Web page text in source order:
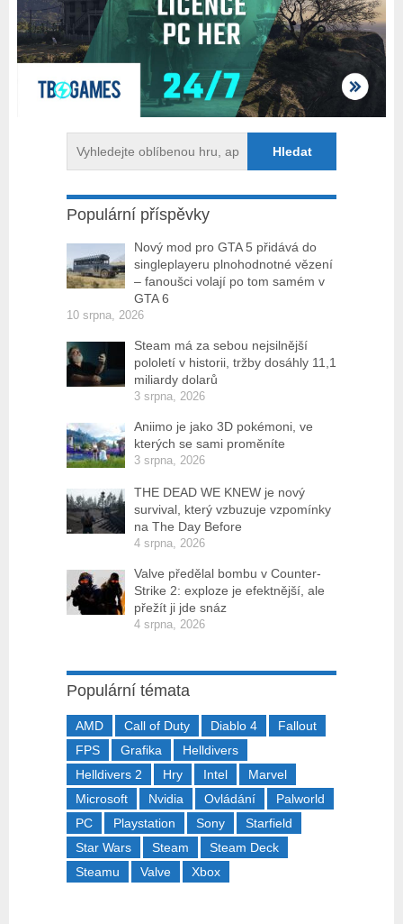
Populární příspěvky
Nový mod pro GTA 5 přidává do
singleplayeru plnohodnotné vězení
– fanoušci volají po tom samém v
GTA 6
10 srpna, 2026
Steam má za sebou nejsilnější
pololetí v historii, tržby dosáhly 11,1
miliardy dolarů
3 srpna, 2026
Aniimo je jako 3D pokémoni, ve
kterých se sami proměníte
3 srpna, 2026
THE DEAD WE KNEW je nový
survival, který vzbuzuje vzpomínky
na The Day Before
4 srpna, 2026
Valve předělal bombu v Counter-
Strike 2: exploze je efektnější, ale
přežít ji jde snáz
4 srpna, 2026
Populární témata
AMD Call of Duty Diablo 4
Fallout
FPS
Grafika
Helldivers
Helldivers 2
Hry Intel
Marvel
Microsoft
Nvidia Ovládání
Palworld
PC
Playstation Sony
Starfield
Star Wars
Steam
Steam Deck
Steamu
Valve Xbox